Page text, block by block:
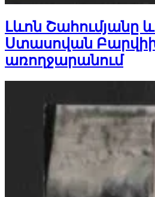
Լևոն Շահումյանը
Ստասովան
առողջարանում